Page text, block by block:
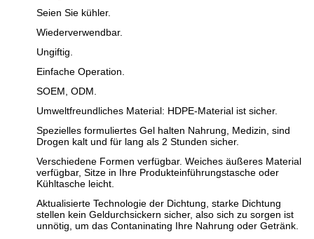
Seien Sie kühler.
Wiederverwendbar.
Ungiftig.
Einfache Operation.
SOEM, ODM.
Umweltfreundliches Material: HDPE-Material ist sicher.
Spezielles formuliertes Gel halten Nahrung, Medizin, sind
Drogen kalt und für lang als 2 Stunden sicher.
Verschiedene Formen verfügbar. Weiches äußeres Material
verfügbar, Sitze in Ihre Produkteinführungstasche oder
Kühltasche leicht.
Aktualisierte Technologie der Dichtung, starke Dichtung
stellen kein Geldurchsickern sicher, also sich zu sorgen ist
unnötig, um das Contaninating Ihre Nahrung oder Getränk.